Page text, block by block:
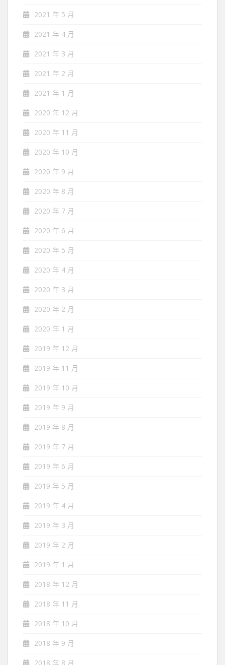
2021 年 5 月
2021 年 4 月
2021 年 3 月
2021 年 2 月
2021 年 1 月
2020 年 12 月
2020 年 11 月
2020 年 10 月
2020 年 9 月
2020 年 8 月
2020 年 7 月
2020 年 6 月
2020 年 5 月
2020 年 4 月
2020 年 3 月
2020 年 2 月
2020 年 1 月
2019 年 12 月
2019 年 11 月
2019 年 10 月
2019 年 9 月
2019 年 8 月
2019 年 7 月
2019 年 6 月
2019 年 5 月
2019 年 4 月
2019 年 3 月
2019 年 2 月
2019 年 1 月
2018 年 12 月
2018 年 11 月
2018 年 10 月
2018 年 9 月
2018 年 8 月